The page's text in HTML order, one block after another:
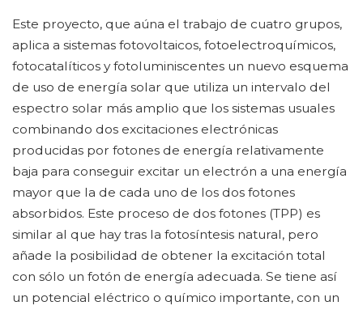
Este proyecto, que aúna el trabajo de cuatro grupos,
aplica a sistemas fotovoltaicos, fotoelectroquímicos,
fotocatalíticos y fotoluminiscentes un nuevo esquema
de uso de energía solar que utiliza un intervalo del
espectro solar más amplio que los sistemas usuales
combinando dos excitaciones electrónicas
producidas por fotones de energía relativamente
baja para conseguir excitar un electrón a una energía
mayor que la de cada uno de los dos fotones
absorbidos. Este proceso de dos fotones (TPP) es
similar al que hay tras la fotosíntesis natural, pero
añade la posibilidad de obtener la excitación total
con sólo un fotón de energía adecuada. Se tiene así
un potencial eléctrico o químico importante, con un